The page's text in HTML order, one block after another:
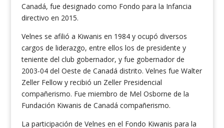
Canadá, fue designado como Fondo para la Infancia
directivo en 2015.
Velnes se afilió a Kiwanis en 1984 y ocupó diversos
cargos de liderazgo, entre ellos los de presidente y
teniente del club gobernador, y fue gobernador de
2003-04 del Oeste de Canadá distrito. Velnes fue Walter
Zeller Fellow y recibió un Zeller Presidencial
compañerismo. Fue miembro de Mel Osborne de la
Fundación Kiwanis de Canadá compañerismo.
La participación de Velnes en el Fondo Kiwanis para la